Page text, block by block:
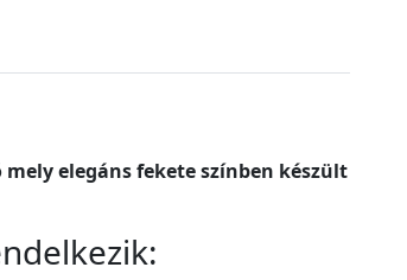
elegáns fekete színben készült